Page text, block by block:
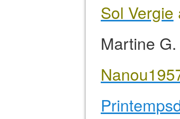
Sol Vergie
Martine